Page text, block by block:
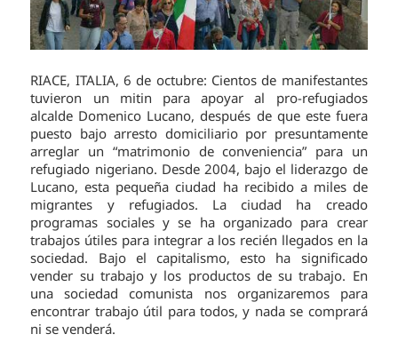
RIACE, ITALIA, 6 de octubre: Cientos de manifestantes
tuvieron un mitin para apoyar al pro-refugiados
alcalde Domenico Lucano, después de que este fuera
puesto bajo arresto domiciliario por presuntamente
arreglar un “matrimonio de conveniencia” para un
refugiado nigeriano. Desde 2004, bajo el liderazgo de
Lucano, esta pequeña ciudad ha recibido a miles de
migrantes y refugiados. La ciudad ha creado
programas sociales y se ha organizado para crear
trabajos útiles para integrar a los recién llegados en la
sociedad. Bajo el capitalismo, esto ha significado
vender su trabajo y los productos de su trabajo. En
una sociedad comunista nos organizaremos para
encontrar trabajo útil para todos, y nada se comprará
ni se venderá.